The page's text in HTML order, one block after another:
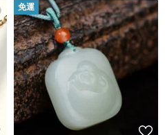
免運